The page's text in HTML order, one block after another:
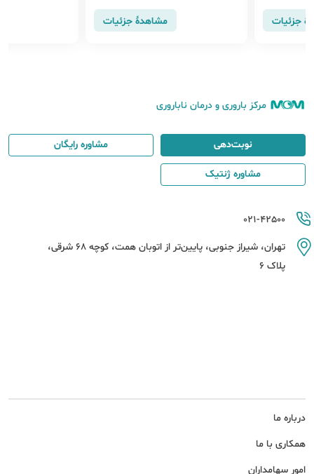
کنترل می‌کن
جزئیات
موفق تاثیرگذارند.
مشاهدهٔ جزئیات
مرکز باروری و درمان ناباروری
درباره ما
همکاری با ما
امور سهامداران
021-42500
تهران، شیراز جنوبی، پایین‌تر از اتوبان همت، کوچه 68 شرقی،
پلاک 6
نوبت‌دهی مشاوره رایگان
مشاوره ژنتیک